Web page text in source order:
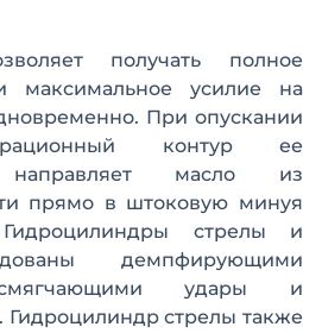
получать полное
максимальное усилие на
При опускании
контур ее
направляет масло из
прямо в штоковую минуя
стрелы и
демпфирующими
смягчающими удары и
стрелы также